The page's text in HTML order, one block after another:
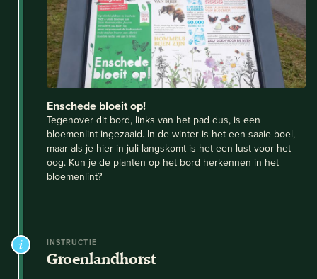
Enschede bloeit op!
Tegenover dit bord, links van het pad dus, is een
bloemenlint ingezaaid. In de winter is het een saaie boel,
maar als je hier in juli langskomt is het een lust voor het
oog. Kun je de planten op het bord herkennen in het
bloemenlint?
INSTRUCTIE
Groenlandhorst